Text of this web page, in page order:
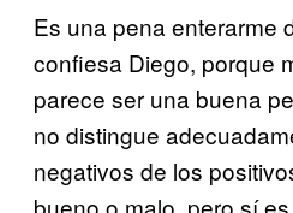
Es una pena enterarme
confiesa Diego, porque
parece ser una buena
no distingue
negativos de los
bueno o malo, pero sí